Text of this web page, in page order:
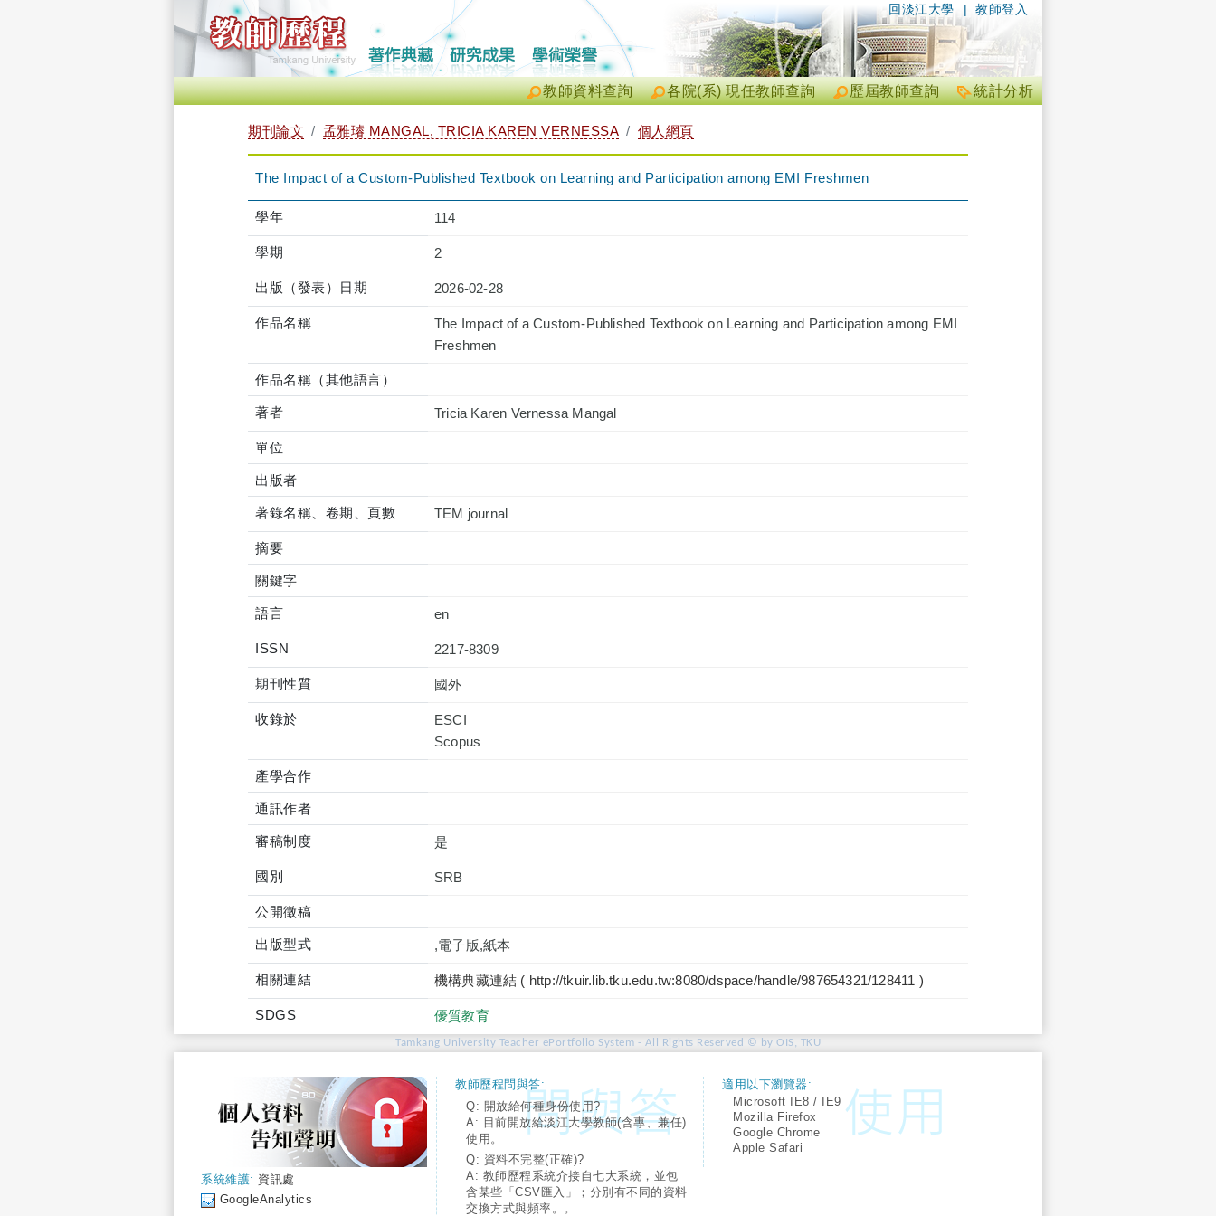
| 教師登入
回淡江大學
統計分析
歷屆教師查詢
各院(系) 現任教師查詢
教師資料查詢
期刊論文 孟雅璿 MANGAL, TRICIA KAREN VERNESSA 個人網頁
The Impact of a Custom-Published Textbook on Learning and Participation among EMI Freshmen
學年 114
學期 2
出版（發表）日期 2026-02-28
作品名稱
The Impact of a Custom-Published Textbook on Learning and Participation among EMI
Freshmen
作品名稱（其他語言）
著者 Tricia Karen Vernessa Mangal
單位
出版者
著錄名稱、卷期、頁數 TEM journal
摘要
關鍵字
語言 en
ISSN 2217-8309
期刊性質 國外
收錄於
ESCI
產學合作
通訊作者
審稿制度 是
國別 SRB
公開徵稿
出版型式 ,電子版,紙本
相關連結 機構典藏連結 ( http://tkuir.lib.tku.edu.tw:8080/dspace/handle/987654321/128411 )
SDGS 優質教育
Tamkang University Teacher ePortfolio System - All Rights Reserved © by OIS, TKU
系統維護: 資訊處
GoogleAnalytics
教師歷程問與答:
Q: 開放給何種身份使用?
A: 目前開放給淡江大學教師(含專、兼任)
使用。
Q: 資料不完整(正確)?
A: 教師歷程系統介接自七大系統，並包
含某些「CSV匯入」；分別有不同的資料
交換方式與頻率。。
適用以下瀏覽器:
Microsoft IE8 / IE9
Mozilla Firefox
Google Chrome
Apple Safari